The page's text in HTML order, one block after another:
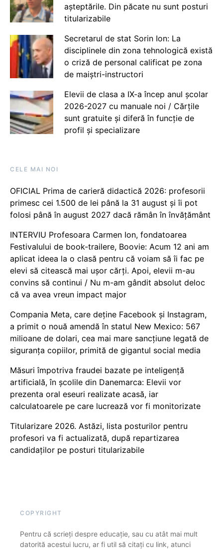
așteptările. Din păcate nu sunt posturi
titularizabile
Secretarul de stat Sorin Ion: La
disciplinele din zona tehnologică există
o criză de personal calificat pe zona
de maiștri-instructori
Elevii de clasa a IX-a încep anul școlar
2026-2027 cu manuale noi / Cărțile
sunt gratuite și diferă în funcție de
profil și specializare
CELE MAI NOI
OFICIAL Prima de carieră didactică 2026: profesorii
primesc cei 1.500 de lei până la 31 august și îi pot
folosi până în august 2027 dacă rămân în învățământ
INTERVIU Profesoara Carmen Ion, fondatoarea
Festivalului de book-trailere, Boovie: Acum 12 ani am
aplicat ideea la o clasă pentru că voiam să îi fac pe
elevi să citească mai ușor cărți. Apoi, elevii m-au
convins să continui / Nu m-am gândit absolut deloc
că va avea vreun impact major
Compania Meta, care deține Facebook și Instagram,
a primit o nouă amendă în statul New Mexico: 567
milioane de dolari, cea mai mare sancțiune legată de
siguranța copiilor, primită de gigantul social media
Măsuri împotriva fraudei bazate pe inteligență
artificială, în școlile din Danemarca: Elevii vor
prezenta oral eseuri realizate acasă, iar
calculatoarele pe care lucrează vor fi monitorizate
Titularizare 2026. Astăzi, lista posturilor pentru
profesori va fi actualizată, după repartizarea
candidaților pe posturi titularizabile
COPYRIGHT
Pentru că scrieți despre educație, sau cu atât mai mult
datorită acestui lucru, ar fi util să citați cu link, atunci